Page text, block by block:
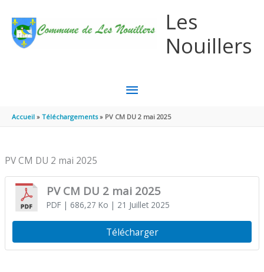
Les
Nouillers
MENU
PRINCIPAL
Accueil Téléchargements PV CM DU 2 mai 2025
PV CM DU 2 mai 2025
PV CM DU 2 mai 2025
PDF| 686,27 Ko | 21 Juillet 2025
Télécharger